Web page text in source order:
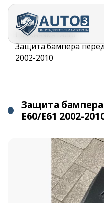
Перейти к
основному
содержанию
Строка
навигации
ГлавнаяКаталог
Защита бампера
2002-2010
Защита бампера
E60/E61 2002-